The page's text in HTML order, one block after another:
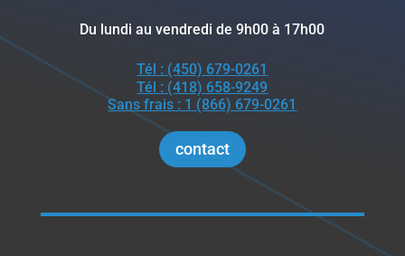
Du lundi au vendredi de 9h00 à 17h00
Tél : (450) 679-0261
Tél : (418) 658-9249
Sans frais : 1 (866) 679-0261
contact